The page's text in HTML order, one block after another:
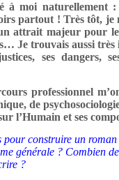
à moi naturellement
partout ! Très tôt, je
attrait majeur pour
Je trouvais aussi très
ses dangers,
professionnel
de
l’Humain et ses
pour construire un
générale ? Combien
?